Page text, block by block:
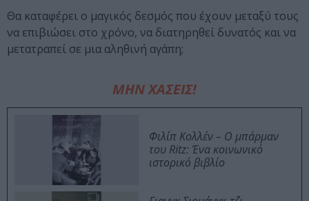
Θα καταφέρει ο μαγικός δεσμός που έχουν μεταξύ τους
να επιβιώσει στο χρόνο, να διατηρηθεί δυνατός και να
μετατραπεί σε μια αληθινή αγάπη;
ΜΗΝ ΧΑΣΕΙΣ!
Φιλίπ Κολλέν – Ο μπάρμαν
του Ritz: Ένα κοινωνικό
ιστορικό βιβλίο